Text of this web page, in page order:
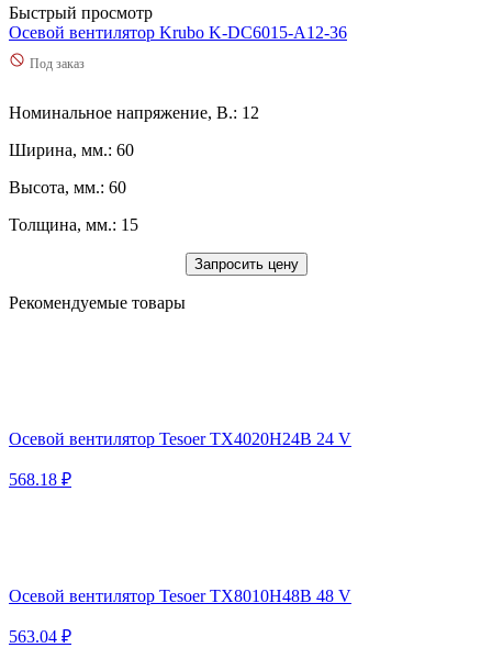
Быстрый просмотр
Осевой вентилятор Krubo K-DC6015-A12-36
Под заказ
Номинальное напряжение, В.: 12
Ширина, мм.: 60
Высота, мм.: 60
Толщина, мм.: 15
Запросить цену
Рекомендуемые товары
Осевой вентилятор Tesoer TX4020H24B 24 V
568.18 ₽
Осевой вентилятор Tesoer TX8010H48B 48 V
563.04 ₽